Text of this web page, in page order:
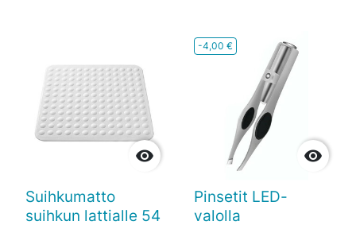

Suihkumatto
suihkun lattialle 54
-4,00 €

Pinsetit LED-
valolla